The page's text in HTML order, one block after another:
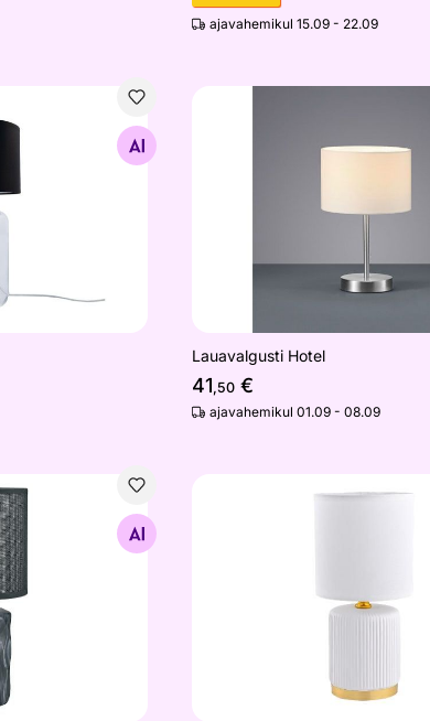
ajavahemikul 15.09 - 22.09
Lauavalgusti Hotel
41,50 €
ajavahemikul 01.09 - 08.09
Lauavalgusti Aris WG